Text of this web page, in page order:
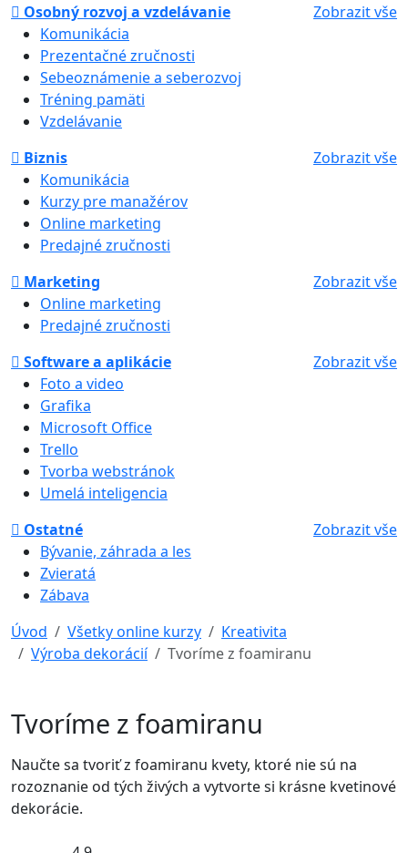
Osobný rozvoj a vzdelávanie
Zobrazit vše
Komunikácia
Prezentačné zručnosti
Sebeoznámenie a seberozvoj
Tréning pamäti
Vzdelávanie
Biznis
Zobrazit vše
Komunikácia
Kurzy pre manažérov
Online marketing
Predajné zručnosti
Marketing
Zobrazit vše
Online marketing
Predajné zručnosti
Software a aplikácie
Zobrazit vše
Foto a video
Grafika
Microsoft Office
Trello
Tvorba webstránok
Umelá inteligencia
Ostatné
Zobrazit vše
Bývanie, záhrada a les
Zvieratá
Zábava
Úvod
Všetky online kurzy
Kreativita
Výroba dekorácií
Tvoríme z foamiranu
Tvoríme z foamiranu
Naučte sa tvoriť z foamiranu kvety, ktoré nie sú na
rozoznanie od tých živých a vytvorte si krásne kvetinové
dekorácie.